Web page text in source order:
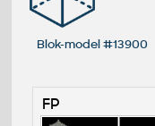
Blok-model #13900
FP